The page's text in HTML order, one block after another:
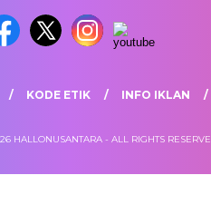
KODE ETIK INFO IKLAN
HALLONUSANTARA - ALL RIGHTS